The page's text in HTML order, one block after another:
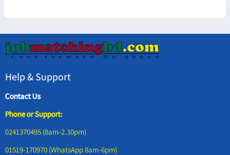
Help & Support
Contact Us
Phone or Support:
0241370495 (8am-2.30pm)
01519-170970 (WhatsApp 8am-6pm)